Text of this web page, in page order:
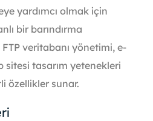
yardımcı olmak için
bir barındırma
FTP veritabanı yönetimi, e-
tasarım yetenekleri
özellikler sunar.